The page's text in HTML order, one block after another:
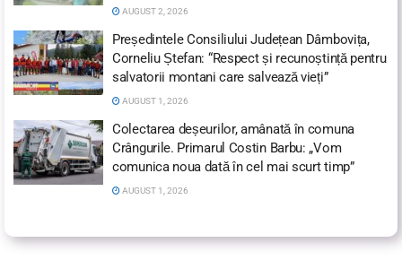
AUGUST 2, 2026
Președintele Consiliului Județean Dâmbovița,
Corneliu Ștefan: “Respect și recunoștință pentru
salvatorii montani care salvează vieți”
AUGUST 1, 2026
Colectarea deșeurilor, amânată în comuna
Crângurile. Primarul Costin Barbu: „Vom
comunica noua dată în cel mai scurt timp”
AUGUST 1, 2026